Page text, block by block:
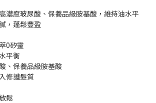
濃度玻尿酸、保養品級胺基酸，維持油水平
，蓬鬆豐盈
0矽靈
平衡
、保養品級胺基酸
修護髮質
鬆